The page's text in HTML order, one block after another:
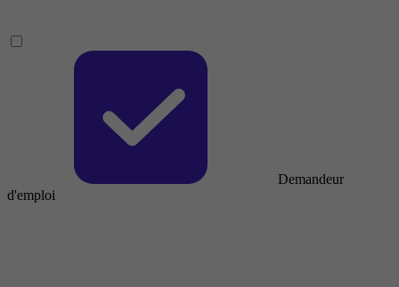
Demandeur
d'emploi